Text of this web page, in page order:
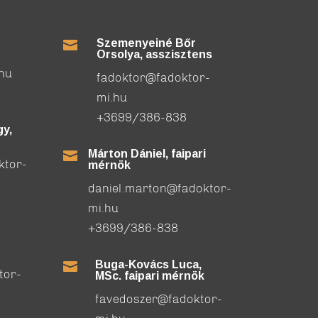

Szemenyeiné Bőr
Orsolya, asszisztens
fadoktor@fadoktor-
mi.hu
+3699/386-838

Márton Dániel, faipari
mérnök
daniel.marton@fadoktor-
mi.hu
+3699/386-838

Buga-Kovács Luca,
MSc. faipari mérnök
favedoszer@fadoktor-